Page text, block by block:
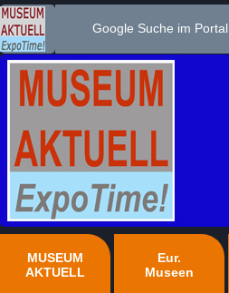
Google Suche im Portal
MUSEUM
AKTUELL
Eur.
Museen